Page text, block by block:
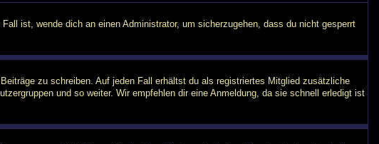
ist, wende dich an einen Administrator, um sicherzugehen, dass du nicht gesperrt
zu schreiben. Auf jeden Fall erhältst du als registriertes Mitglied zusätzliche
und so weiter. Wir empfehlen dir eine Anmeldung, da sie schnell erledigt ist